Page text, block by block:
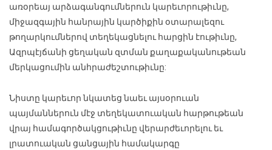
առօրեայ արձագանգումներուն կարեւորութիւնը,
միջազգային հանրային կարծիքին օտարալեզու
թողարկումներով տեղեկացնելու հարցին էութիւնը,
Ազրպէյճանի ցեղական զտման քաղաքականութեան
մերկացումին անհրաժեշտութիւնը:
Նիստը կարեւոր նկատեց նաեւ այսօրուան
պայմաններուն մէջ տեղեկատուական հարթութեան
վրայ համագործակցութիւնը վերարժեւորելու եւ
լրատուական ցանցային համակարգը